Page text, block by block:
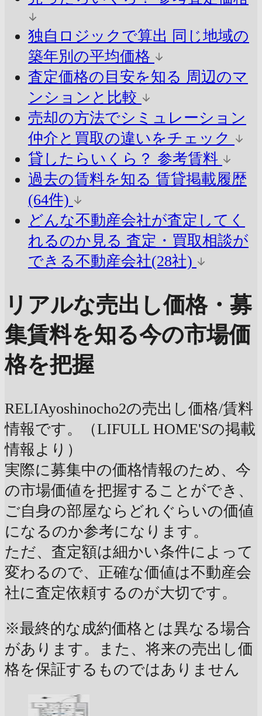
独自ロジックで算出 同じ地域の
築年別の平均価格
査定価格の目安を知る 周辺のマ
ンションと比較
売却の方法でシミュレーション
仲介と買取の違いをチェック
貸したらいくら？ 参考賃料
過去の賃料を知る 賃貸掲載履歴
(64件)
どんな不動産会社が査定してく
れるのか見る 査定・買取相談が
できる不動産会社(28社)
リアルな売出し価格・募
集賃料を知る今の市場価
格を把握
RELIAyoshinocho2の売出し価格/賃料
情報です。（LIFULL HOME'Sの掲載
情報より）
実際に募集中の価格情報のため、今
の市場価値を把握することができ、
ご自身の部屋ならどれぐらいの価値
になるのか参考になります。
ただ、査定額は細かい条件によって
変わるので、正確な価値は不動産会
社に査定依頼するのが大切です。
※最終的な成約価格とは異なる場合
があります。また、将来の売出し価
格を保証するものではありません